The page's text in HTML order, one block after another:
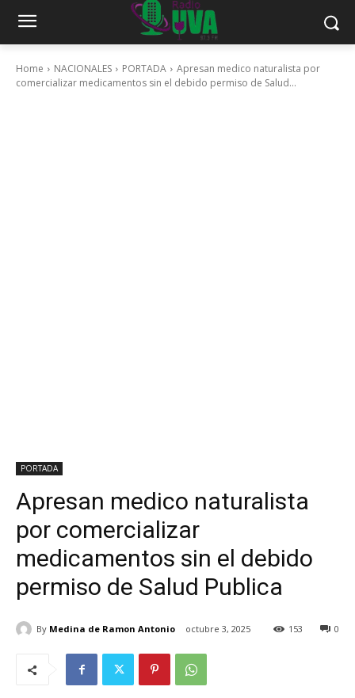
Home NACIONALES PORTADA
Apresan medico naturalista por
comercializar medicamentos sin el debido permiso de Salud...
PORTADA
Apresan medico naturalista
por comercializar
medicamentos sin el debido
permiso de Salud Publica
By Medina de Ramon Antonio octubre 3, 2025 0
153